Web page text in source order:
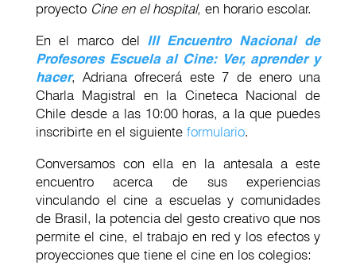
proyecto Cine en el hospital, en horario escolar.
En el marco del III Encuentro Nacional de
Profesores Escuela al Cine: Ver, aprender y
hacer, Adriana ofrecerá este 7 de enero una
Charla Magistral en la Cineteca Nacional de
Chile desde a las 10:00 horas, a la que puedes
inscribirte en el siguiente formulario.
Conversamos con ella en la antesala a este
encuentro acerca de sus experiencias
vinculando el cine a escuelas y comunidades
de Brasil, la potencia del gesto creativo que nos
permite el cine, el trabajo en red y los efectos y
proyecciones que tiene el cine en los colegios: